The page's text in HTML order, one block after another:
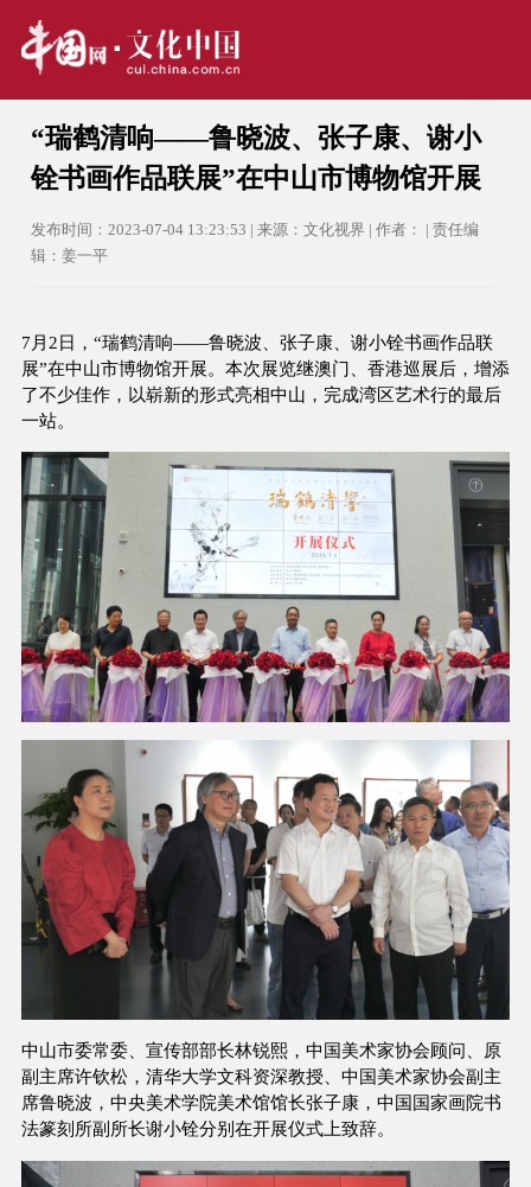
“瑞鹤清响——鲁晓波、张子康、谢小
铨书画作品联展”在中山市博物馆开展
发布时间：2023-07-04 13:23:53 | 来源：文化视界 | 作者： | 责任编
辑：姜一平
7月2日，“瑞鹤清响——鲁晓波、张子康、谢小铨书画作品联
展”在中山市博物馆开展。本次展览继澳门、香港巡展后，增添
了不少佳作，以崭新的形式亮相中山，完成湾区艺术行的最后
一站。
中山市委常委、宣传部部长林锐熙，中国美术家协会顾问、原
副主席许钦松，清华大学文科资深教授、中国美术家协会副主
席鲁晓波，中央美术学院美术馆馆长张子康，中国国家画院书
法篆刻所副所长谢小铨分别在开展仪式上致辞。